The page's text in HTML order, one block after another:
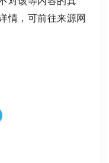
情，可前往来源网